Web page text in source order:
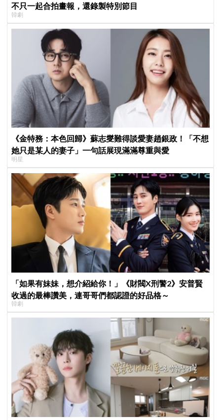
不只一起合拍畫報，還錄製特別節目
韓劇
《金特務：本色回歸》蘇志燮難得談愛妻趙銀政！「不想
她只是某人的妻子」一句話展現滿滿尊重與愛
明星
「如果有妹妹，想介紹給你！」《財閥X刑警2》安普賢
收過的最棒讚美，連哥哥們都認證的好品格～
韓劇